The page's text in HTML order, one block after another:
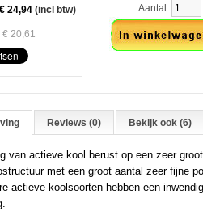
€ 24,94 (incl btw)
€ 20,61
Aantal:
Reviews (0) Bekijk ook (6)
van actieve kool berust op een zeer
met een groot aantal zeer fijne
actieve-koolsoorten hebben een